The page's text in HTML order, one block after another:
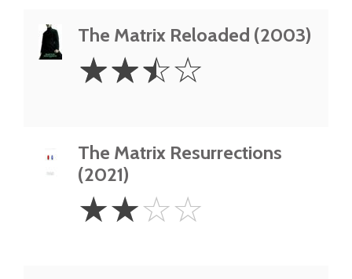
The Matrix Reloaded (2003)
2.5
Stars
☆☆☆☆
The Matrix Resurrections
(2021)
Stars
☆☆☆☆